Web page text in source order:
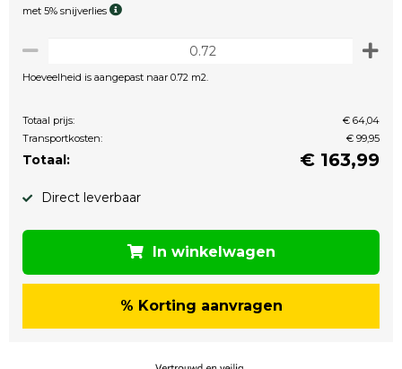
met 5% snijverlies
Hoeveelheid is aangepast naar 0.72 m2.
Totaal prijs:
€ 64,04
Transportkosten:
€ 99,95
Totaal: € 163,99
Direct leverbaar
In winkelwagen
% Korting aanvragen